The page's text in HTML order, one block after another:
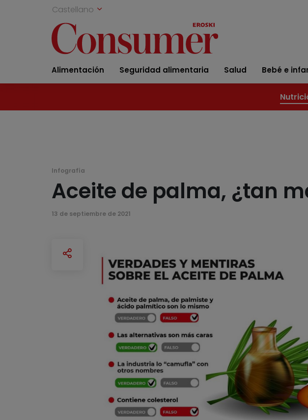
Castellano
Alimentación Seguridad alimentaria Salud Bebé e
Infografía
Aceite de palma, ¿tan
13 de septiembre de 2021